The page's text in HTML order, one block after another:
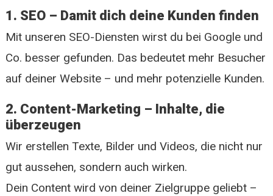
1. SEO – Damit dich deine Kunden finden
Mit unseren SEO-Diensten wirst du bei Google und
Co. besser gefunden. Das bedeutet mehr Besucher
auf deiner Website – und mehr potenzielle Kunden.
2. Content-Marketing – Inhalte, die
überzeugen
Wir erstellen Texte, Bilder und Videos, die nicht nur
gut aussehen, sondern auch wirken.
Dein Content wird von deiner Zielgruppe geliebt –